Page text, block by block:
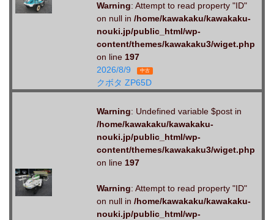
Warning: Attempt to read property "ID"
on null in /home/kawakaku/kawakaku-
nouki.jp/public_html/wp-
content/themes/kawakaku3/wiget.php
on line 197
2026/8/9
中古
クボタ ZP65D
Warning: Undefined variable $post in
/home/kawakaku/kawakaku-
nouki.jp/public_html/wp-
content/themes/kawakaku3/wiget.php
on line 197
Warning: Attempt to read property "ID"
on null in /home/kawakaku/kawakaku-
nouki.jp/public_html/wp-